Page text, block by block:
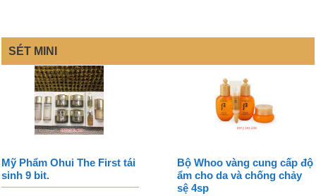
SÉT MINI
Mỹ Phẩm Ohui The First tái
sinh 9 bit.
Bộ Whoo vàng cung cấp độ
ẩm cho da và chống chảy
sệ 4sp